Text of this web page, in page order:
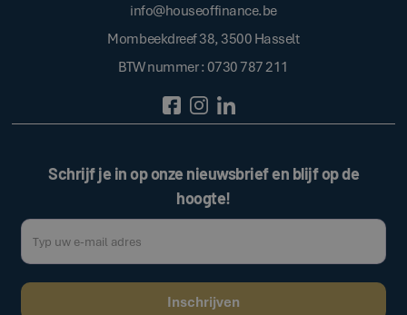
info@houseoffinance.be
Mombeekdreef 38, 3500 Hasselt
BTW nummer : 0730 787 211
Schrijf je in op onze nieuwsbrief en blijf op de
hoogte!